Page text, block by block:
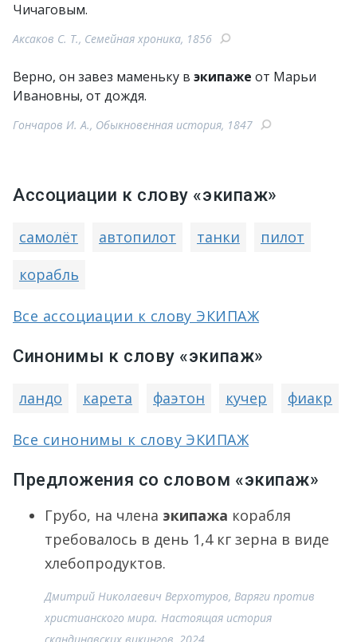
Чичаговым.
Аксаков С. Т., Семейная хроника, 1856
Верно, он завез маменьку в экипаже от Марьи
Ивановны, от дождя.
Гончаров И. А., Обыкновенная история, 1847
Ассоциации к слову «экипаж»
самолёт автопилот танки
пилот
корабль
Все ассоциации к слову ЭКИПАЖ
Синонимы к слову «экипаж»
ландо карета фаэтон кучер фиакр
Все синонимы к слову ЭКИПАЖ
Предложения со словом «экипаж»
Грубо, на члена экипажа корабля
требовалось в день 1,4 кг зерна в виде
хлебопродуктов.
Дмитрий Николаевич Верхотуров, Варяги против
христианского мира. Настоящая история